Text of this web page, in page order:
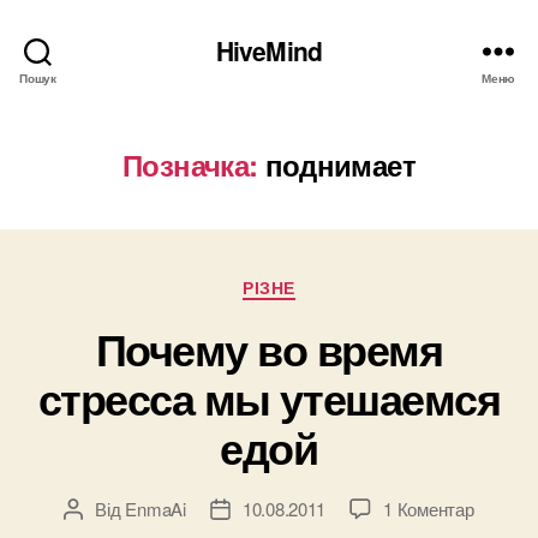
Пошук
HiveMind
Меню
Позначка: поднимает
Категорії
РІЗНЕ
Почему во время
стресса мы утешаемся
едой
Автор
Від EnmaAi
Дата10.08.2011 1 Коментардо